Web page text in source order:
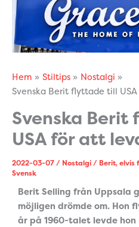
Hem Stiltips
Nostalgi
Svenska Berit flyttade till
Svenska
USA för att
2022-03-07/ Nostalgi/ Berit,elvis
Svensk
Berit Selling från Uppsala
möjligen drömde om. Hon
år på 1960-talet levde hon